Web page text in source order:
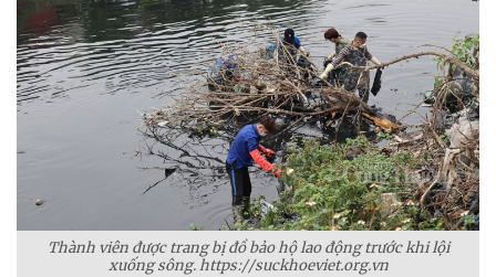
Thành viên được trang bị đồ bảo hộ lao động trước khi lội
xuống sông. https://suckhoeviet.org.vn